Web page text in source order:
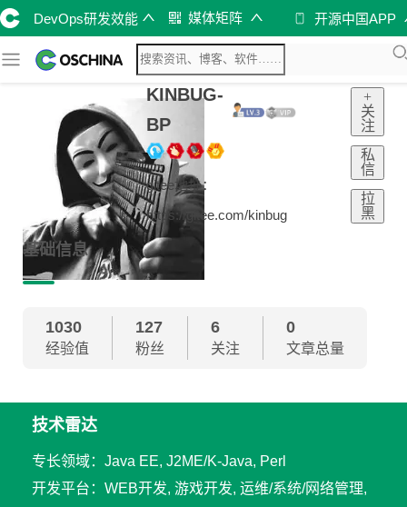
DevOps研发效能 媒体矩阵 开源中国APP
KINBUG-
BP
gitee地址：
https://gitee.com/kinbug
+
关
注
私
信
拉
黑
基础信息
1030
经验值
127
粉丝
6
关注
0
文章总量
技术雷达
专长领域：Java EE, J2ME/K-Java, Perl
开发平台：WEB开发, 游戏开发, 运维/系统/网络管理,